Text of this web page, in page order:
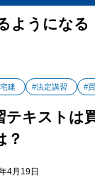
ようになる
建 #法定講習 #
テキストは
？
4月19日